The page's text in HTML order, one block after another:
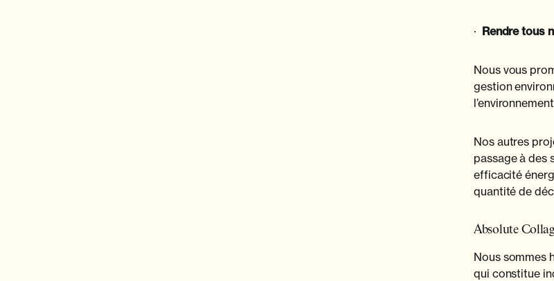
· Rendre tous
Nous vous
gestion
Nos autres
passage à des
efficacité
quantité de
Absolute
Nous sommes
qui constitue